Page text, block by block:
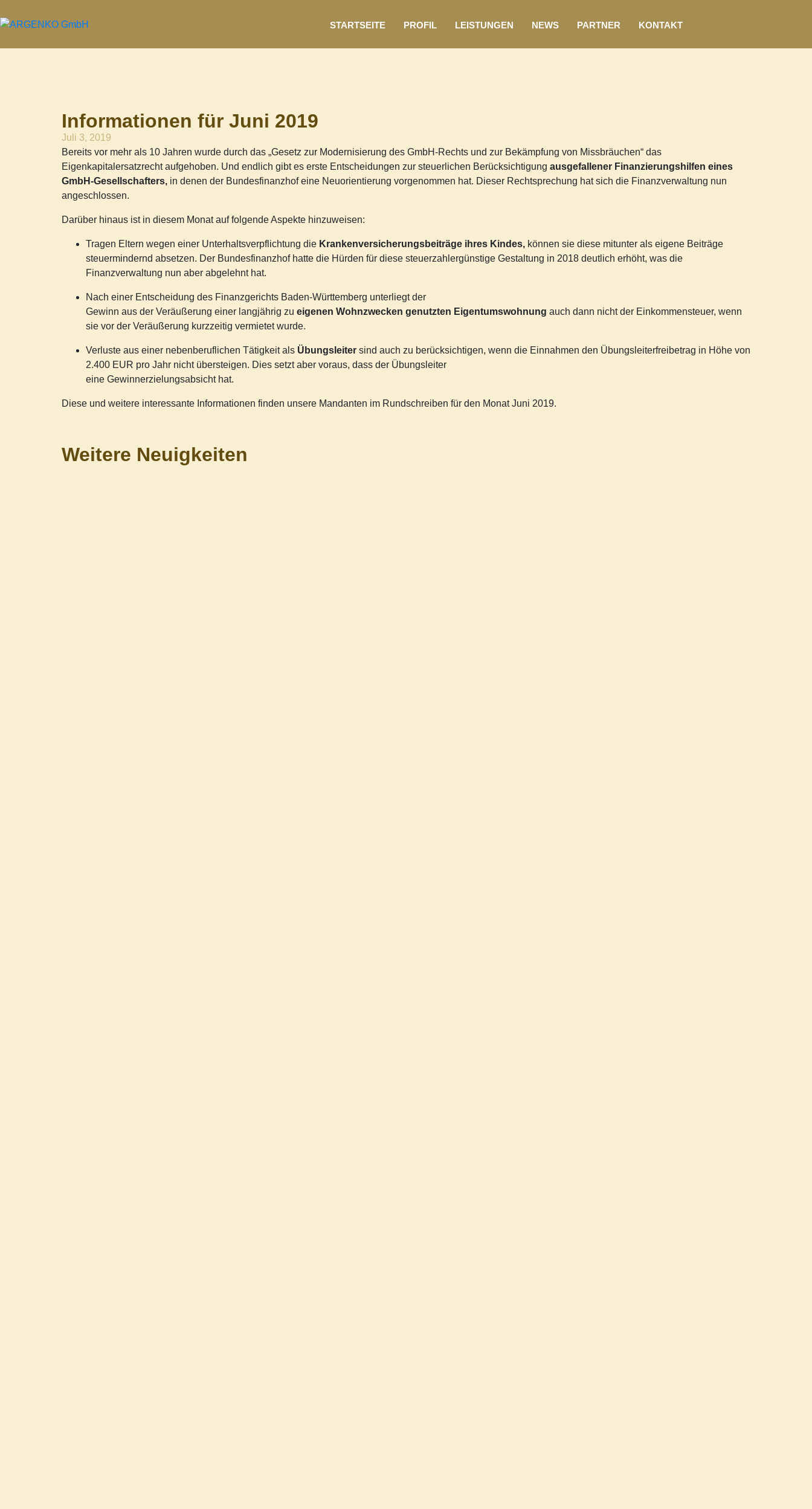
STARTSEITE PROFIL LEISTUNGEN NEWS PARTNER KONTAKT
Informationen für Juni 2019
Juli 3, 2019
Bereits vor mehr als 10 Jahren wurde durch das „Gesetz zur Modernisierung des GmbH-Rechts und zur Bekämpfung von Missbräuchen“ das
Eigenkapitalersatzrecht aufgehoben. Und endlich gibt es erste Entscheidungen zur steuerlichen Berücksichtigung ausgefallener Finanzierungshilfen eines
GmbH-Gesellschafters, in denen der Bundesfinanzhof eine Neuorientierung vorgenommen hat. Dieser Rechtsprechung hat sich die Finanzverwaltung nun
angeschlossen.
Darüber hinaus ist in diesem Monat auf folgende Aspekte hinzuweisen:
Tragen Eltern wegen einer Unterhaltsverpflichtung die Krankenversicherungsbeiträge ihres Kindes, können sie diese mitunter als eigene Beiträge
steuermindernd absetzen. Der Bundesfinanzhof hatte die Hürden für diese steuerzahlergünstige Gestaltung in 2018 deutlich erhöht, was die
Finanzverwaltung nun aber abgelehnt hat.
Nach einer Entscheidung des Finanzgerichts Baden-Württemberg unterliegt der
Gewinn aus der Veräußerung einer langjährig zu eigenen Wohnzwecken genutzten Eigentumswohnung auch dann nicht der Einkommensteuer, wenn
sie vor der Veräußerung kurzzeitig vermietet wurde.
Verluste aus einer nebenberuflichen Tätigkeit als Übungsleiter sind auch zu berücksichtigen, wenn die Einnahmen den Übungsleiterfreibetrag in Höhe von
2.400 EUR pro Jahr nicht übersteigen. Dies setzt aber voraus, dass der Übungsleiter
eine Gewinnerzielungsabsicht hat.
Diese und weitere interessante Informationen finden unsere Mandanten im Rundschreiben für den Monat Juni 2019.
Weitere Neuigkeiten